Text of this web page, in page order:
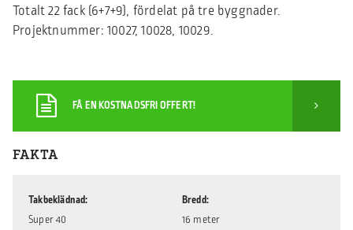
Totalt 22 fack (6+7+9), fördelat på tre byggnader.
Projektnummer: 10027, 10028, 10029.
FÅ EN KOSTNADSFRI OFFERT!
FAKTA
Takbeklädnad
Super 40
Bredd
16 meter